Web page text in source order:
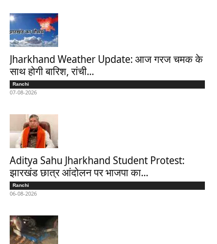
Jharkhand Weather Update: आज गरज चमक के
साथ होगी बारिश, रांची...
Ranchi
07-08-2026
Aditya Sahu Jharkhand Student Protest:
झारखंड छात्र आंदोलन पर भाजपा का...
Ranchi
06-08-2026